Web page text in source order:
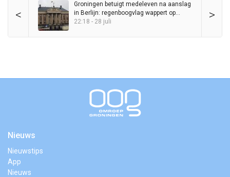
< >
Groningen betuigt medeleven na aanslag
in Berlijn: regenboogvlag wappert op
Stadhuis
22:18 - 28 juli
Nieuws
Nieuwstips
App
Nieuws